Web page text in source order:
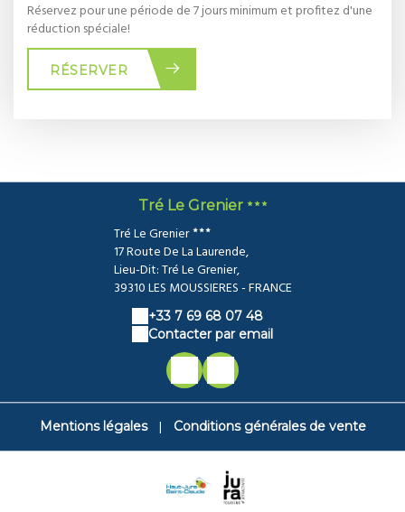
Réservez pour une période de 7 jours minimum et profitez d'une
réduction spéciale!
RÉSERVER
Tré Le Grenier
Tré Le Grenier
17 Route De La Laurende,
Lieu-Dit: Tré Le Grenier,
39310 LES MOUSSIERES - FRANCE
+33 7 69 68 07 48
Contacter par email
Mentions légales | Conditions générales de vente